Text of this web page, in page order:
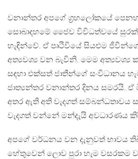
වනාන්තර අපගේ ග්‍රහලෝකයේ
සොබාදහමේ ජෛව විවිධත්වයේ
හැඳින්වේ. ඒ පෘථිවියේ සියළුම ජීවීන්ගේ
අත්‍යවශ්‍ය වන බැවිනි. මෙම
සඳහා එක්සත් ජාතීන්ගේ සංවිධානය
ජාත්‍යන්තර වනාන්තර දිනය සමරයි.
අතර ඇති අති වැදගත් සම්බන්ධතාවය
වැදගත් වන්නේ මන්දැයි අවධාරණය
අපගේ වර්ධනය වන දැනුවත් භාවය
හේතුවෙන් ලොව පුරා හැම වසරකම